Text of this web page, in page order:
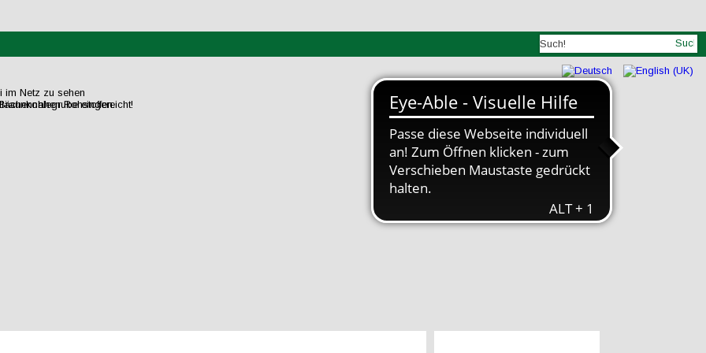
im Netz zu sehen
Rohstoffen.
eingereicht!